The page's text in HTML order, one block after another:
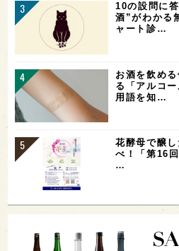
10の設問に
酒”がわかる
ャート診…
お酒を飲め
る「アルコ
用語を知…
花酵母で醸
べ！「第16
…